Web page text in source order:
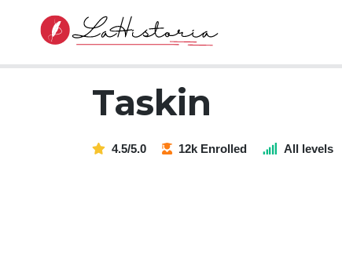
Taskin
4.5/5.0 12k Enrolled All levels